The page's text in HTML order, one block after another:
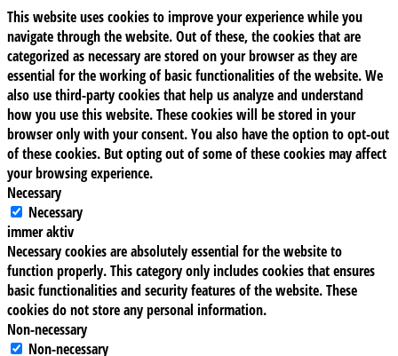
This website uses cookies to improve your experience while you
navigate through the website. Out of these, the cookies that are
categorized as necessary are stored on your browser as they are
essential for the working of basic functionalities of the website. We
also use third-party cookies that help us analyze and understand
how you use this website. These cookies will be stored in your
browser only with your consent. You also have the option to opt-out
of these cookies. But opting out of some of these cookies may affect
your browsing experience.
Necessary
Necessary
immer aktiv
Necessary cookies are absolutely essential for the website to
function properly. This category only includes cookies that ensures
basic functionalities and security features of the website. These
cookies do not store any personal information.
Non-necessary
Non-necessary